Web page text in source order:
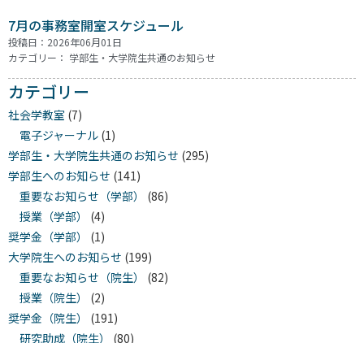
7月の事務室開室スケジュール
投稿日：2026年06月01日
カテゴリー： 学部生・大学院生共通のお知らせ
カテゴリー
社会学教室 (7)
電子ジャーナル (1)
学部生・大学院生共通のお知らせ (295)
学部生へのお知らせ (141)
重要なお知らせ（学部）
(86)
授業（学部）
(4)
奨学金（学部）
(1)
大学院生へのお知らせ (199)
重要なお知らせ（院生）
(82)
授業（院生）
(2)
奨学金（院生）
(191)
研究助成（院生）
(80)